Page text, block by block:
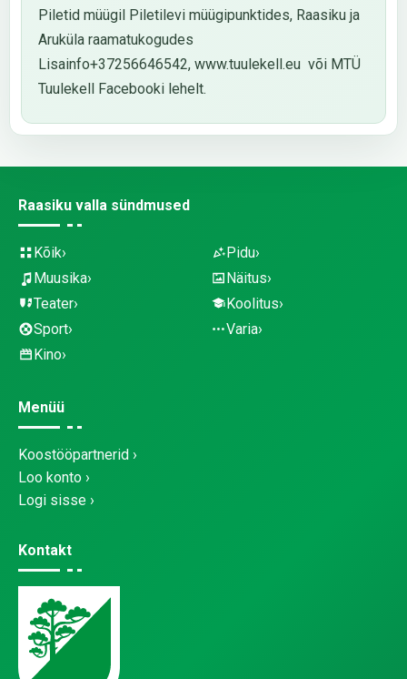
Piletid müügil Piletilevi müügipunktides, Raasiku ja
Aruküla raamatukogudes
Lisainfo+37256646542, www.tuulekell.eu või MTÜ
Tuulekell Facebooki lehelt.
Raasiku valla sündmused
Kõik
Muusika
Teater
Sport
Kino
Pidu
Näitus
Koolitus
Varia
Menüü
Koostööpartnerid
Loo konto
Logi sisse
Kontakt